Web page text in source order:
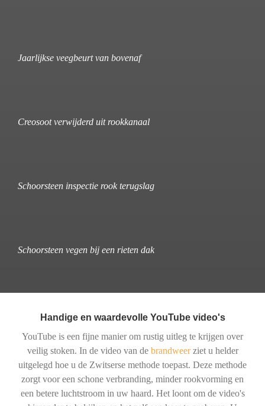
Jaarlijkse veegbeurt van bovenaf
Creosoot verwijderd uit rookkanaal
Schoorsteen inspectie rook terugslag
Schoorsteen vegen bij een rieten dak
Handige en waardevolle YouTube video's
YouTube is een fijne manier om rustig uitleg te krijgen over
veilig stoken. In de video van de brandweerziet u helder
uitgelegd hoe u de Zwitserse methode toepast. Deze methode
zorgt voor een schone verbranding, minder rookvorming en
een betere luchtstroom in uw haard. Het loont om de video's